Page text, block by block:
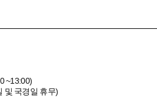
~13:00)
및 국경일 휴무)